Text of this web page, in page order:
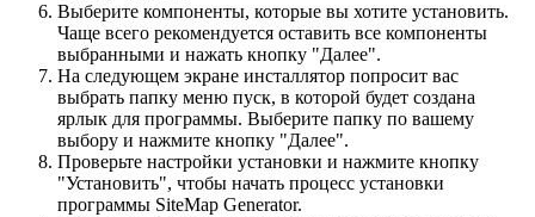
Выберите компоненты, которые вы хотите установить.
Чаще всего рекомендуется оставить все компоненты
выбранными и нажать кнопку "Далее".
На следующем экране инсталлятор попросит вас
выбрать папку меню пуск, в которой будет создана
ярлык для программы. Выберите папку по вашему
выбору и нажмите кнопку "Далее".
Проверьте настройки установки и нажмите кнопку
"Установить", чтобы начать процесс установки
программы SiteMap Generator.